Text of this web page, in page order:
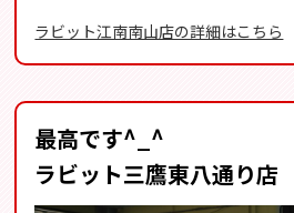
ラビット江南南山店の詳細はこちら
最高です^_^
ラビット三鷹東八通り店